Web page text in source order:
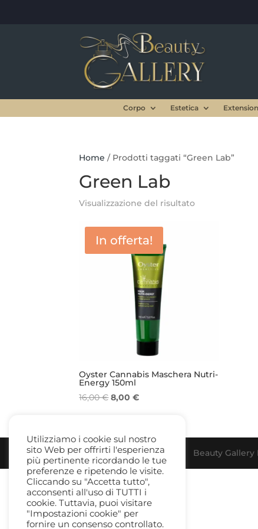
Corpo Estetica Extension
Home / Prodotti taggati “Green Lab”
Green Lab
Visualizzazione del risultato
In offerta!
Oyster Cannabis Maschera Nutri-
Energy 150ml
16,00€Il
era:
16,00 €.
8,00€Il
è:
8,00 €.
Beauty Gallery
Utilizziamo i cookie sul nostro
sito Web per offrirti l'esperienza
più pertinente ricordando le tue
preferenze e ripetendo le visite.
Cliccando su "Accetta tutto",
acconsenti all'uso di TUTTI i
cookie. Tuttavia, puoi visitare
"Impostazioni cookie" per
fornire un consenso controllato.